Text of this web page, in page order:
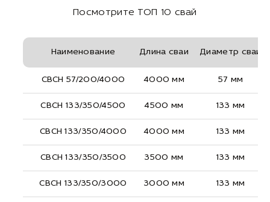
Посмотрите ТОП 10 свай
Наименование Длина сваи Диаметр сваи
СВСН 57/200/4000 4000 мм 57 мм
СВСН 133/350/4500 4500 мм 133 мм
СВСН 133/350/4000 4000 мм 133 мм
СВСН 133/350/3500 3500 мм 133 мм
СВСН 133/350/3000 3000 мм 133 мм